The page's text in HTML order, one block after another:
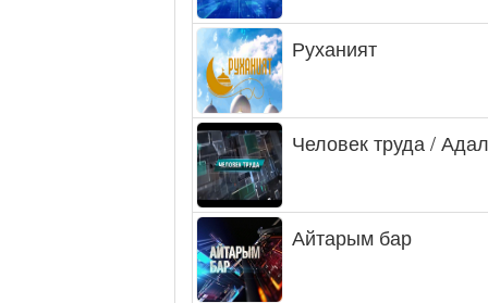
Руханият
Человек труда /
Айтарым бар